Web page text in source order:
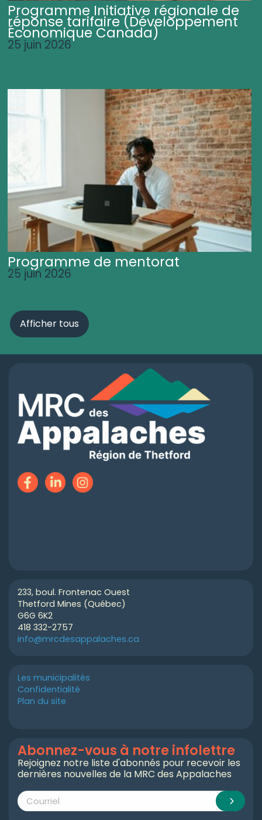
Programme Initiative régionale de
réponse tarifaire (Développement
Économique Canada)
25 juin 2026
Programme de mentorat
25 juin 2026
Afficher tous
233, boul. Frontenac Ouest
Thetford Mines (Québec)
G6G 6K2
418 332-2757
info@mrcdesappalaches.ca
Les municipalités
Confidentialité
Plan du site
Abonnez-vous à notre infolettre
Rejoignez notre liste d'abonnés pour recevoir les
dernières nouvelles de la MRC des Appalaches